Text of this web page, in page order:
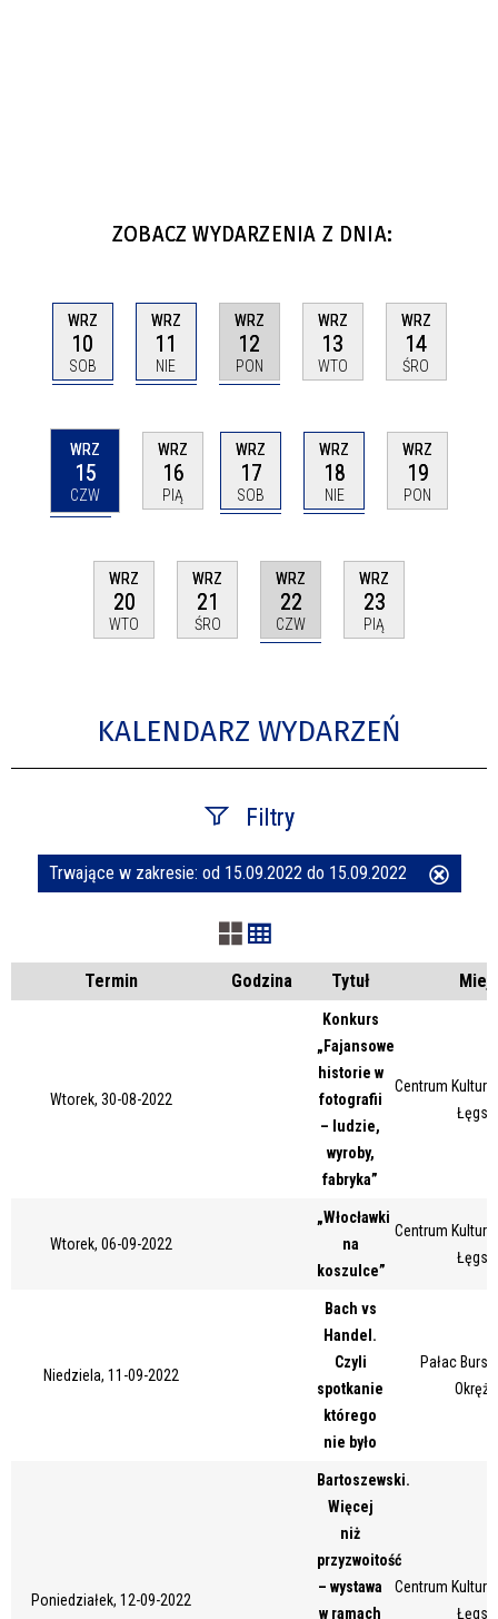
ZOBACZ WYDARZENIA Z DNIA:
WRZ
10
SOB
WRZ
11
NIE
WRZ
12
PON
WRZ
13
WTO
WRZ
14
ŚRO
WRZ
15
CZW
WRZ
16
PIĄ
WRZ
17
SOB
WRZ
18
NIE
WRZ
19
PON
WRZ
20
WTO
WRZ
21
ŚRO
WRZ
22
CZW
WRZ
23
PIĄ
KALENDARZ WYDARZEŃ
Filtry
Szukana fraza
Kategoria
Organizator
Trwające w zakresie: od 15.09.2022 do 15.09.2022
Termin Godzina Tytuł
Wtorek, 30-08-2022
Konkurs
„Fajansowe
historie w
fotografii
– ludzie,
wyroby,
fabryka”
Centrum Kultury
Wtorek, 06-09-2022
„Włocławki
na
koszulce”
Centrum Kultury
Niedziela, 11-09-2022
Bach vs
Handel.
Czyli
spotkanie
którego
nie było
Pałac
Poniedziałek, 12-09-2022
Bartoszewski.
Więcej
niż
przyzwoitość
– wystawa
w ramach
Centrum Kultury